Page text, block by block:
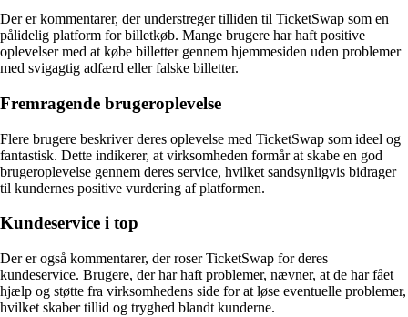
Der er kommentarer, der understreger tilliden til TicketSwap som en
pålidelig platform for billetkøb. Mange brugere har haft positive
oplevelser med at købe billetter gennem hjemmesiden uden problemer
med svigagtig adfærd eller falske billetter.
Fremragende brugeroplevelse
Flere brugere beskriver deres oplevelse med TicketSwap som ideel og
fantastisk. Dette indikerer, at virksomheden formår at skabe en god
brugeroplevelse gennem deres service, hvilket sandsynligvis bidrager
til kundernes positive vurdering af platformen.
Kundeservice i top
Der er også kommentarer, der roser TicketSwap for deres
kundeservice. Brugere, der har haft problemer, nævner, at de har fået
hjælp og støtte fra virksomhedens side for at løse eventuelle problemer,
hvilket skaber tillid og tryghed blandt kunderne.